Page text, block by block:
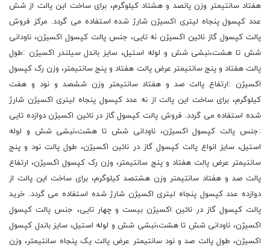
هفتاد سانتیمتر وزن پانصد و هشتاد کیلوگرم، برای ساخت این پالت از شش
عدد کپسول پنجاه لیتری اکسیژن شارژ شده استفاده می گردد. مرکز فروش
پالت کپسول گاز نائین اکسیژن نه تایی، جنس پالت کپسول اکسیژن، ناودانی
شش تا هشت،نبشی شش و لوله استیل، سایز باندل سیلندر اکسیژن :طول
پالت هفتاد و پنج سانتیمتر عرض پالت هفتاد و پنج سانتیمتر، وزن رک کپسول
اکسیژن :ارتفاع پالت صد و هفتاد سانتیمتر وزن ششصد و نود و هفت
کیلوگرم، برای ساخت این پالت از نه عدد کپسول پنجاه لیتری اکسیژن شارژ
شده استفاده می گردد. فروش پالت کپسول گاز در نائین اکسیژن دوازده تایی
:جنس پالت کپسول اکسیژن، ناودانی شش تا هشت،نبشی شش و لوله
استیل، سایز انواع پالت کپسول گاز در نائین اکسیژن، طول پالت نود و پنج
سانتیمتر عرض پالت هفتاد و پنج سانتیمتر، وزن رک کپسول اکسیژن، ارتفاع
پالت صد و هفتاد سانتیمتر وزن هشتصد کیلوگرم، برای ساخت این پالت از
دوازده عدد کپسول پنجاه لیتری اکسیژن شارژ شده استفاده می گردد. خرید
پالت کپسول گاز در نائین اکسیژن بیست و چهار تایی، جنس پالت کپسول
اکسیژن، ناودانی شش تا هشت،نبشی شش و لوله استیل، سایز باندل کپسول
اکسیژن، طول پالت صد و نود سانتیمتر عرض پالت یک پنجاه سانتیمتر، وزن